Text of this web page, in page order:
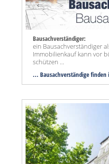
Bausachverständiger:
ein Bausachverständiger
Immobilienkauf kann vor
schützen ...
... Bausachverständige finden